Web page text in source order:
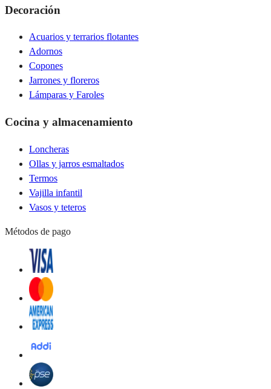
Decoración
Acuarios y terrarios flotantes
Adornos
Copones
Jarrones y floreros
Lámparas y Faroles
Cocina y almacenamiento
Loncheras
Ollas y jarros esmaltados
Termos
Vajilla infantil
Vasos y teteros
Métodos de pago